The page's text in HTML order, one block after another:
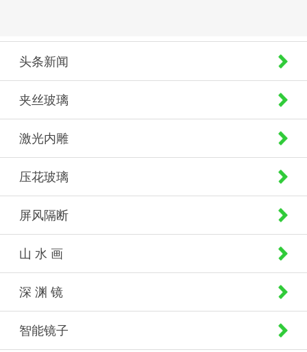
头条新闻
夹丝玻璃
激光内雕
压花玻璃
屏风隔断
山 水 画
深 渊 镜
智能镜子